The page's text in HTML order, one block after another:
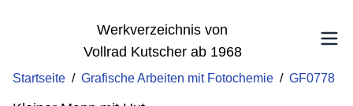
Werkverzeichnis von
Vollrad Kutscher ab 1968
Startseite / Grafische Arbeiten mit Fotochemie / GF0778